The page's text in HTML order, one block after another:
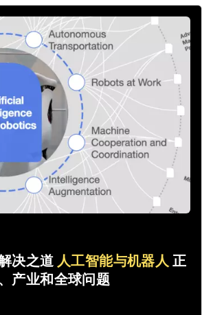
决之道 人工智能与机器人 正
产业和全球问题